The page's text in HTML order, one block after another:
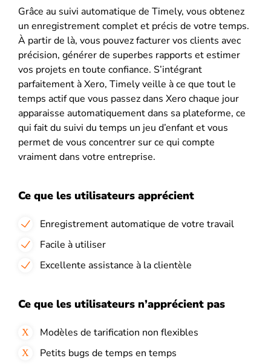
Grâce au suivi automatique de Timely, vous obtenez
un enregistrement complet et précis de votre temps.
À partir de là, vous pouvez facturer vos clients avec
précision, générer de superbes rapports et estimer
vos projets en toute confiance. S’intégrant
parfaitement à Xero, Timely veille à ce que tout le
temps actif que vous passez dans Xero chaque jour
apparaisse automatiquement dans sa plateforme, ce
qui fait du suivi du temps un jeu d’enfant et vous
permet de vous concentrer sur ce qui compte
vraiment dans votre entreprise.
Ce que les utilisateurs apprécient
Enregistrement automatique de votre travail
Facile à utiliser
Excellente assistance à la clientèle
Ce que les utilisateurs n’apprécient pas
Modèles de tarification non flexibles
Petits bugs de temps en temps